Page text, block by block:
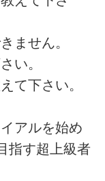
ません。
い。
て下さい。
アルを始め
指す超上級者